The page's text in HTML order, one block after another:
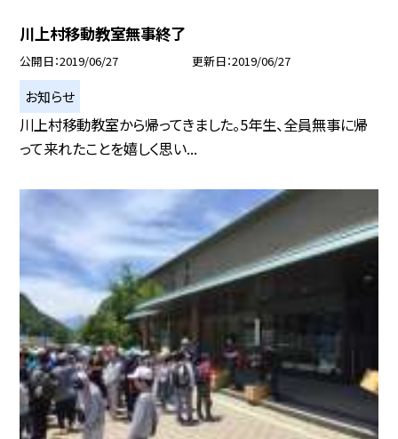
川上村移動教室無事終了
公開日 2019/06/27 更新日 2019/06/27
お知らせ
川上村移動教室から帰ってきました。5年生、全員無事に帰
って来れたことを嬉しく思い...